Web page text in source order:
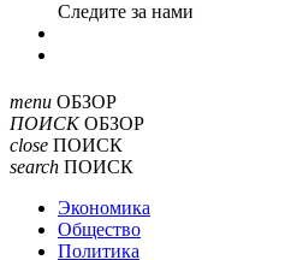
Cледите за нами
menu ОБЗОР
ПОИСК ОБЗОР
close ПОИСК
search ПОИСК
Экономика
Общество
Политика